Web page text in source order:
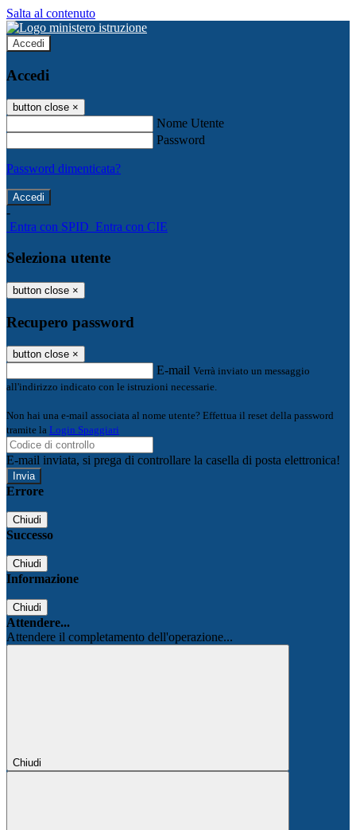
Salta al contenuto
Accedi
Accedi
button close ×
Nome Utente
Password
Password dimenticata?
-
Entra con SPID Entra con CIE
Seleziona utente
button close ×
Recupero password
button close ×
E-mail Verrà inviato un messaggio
all'indirizzo indicato con le istruzioni necessarie.
Non hai una e-mail associata al nome utente? Effettua il reset della password
tramite la Login Spaggiari
E-mail inviata, si prega di controllare la casella di posta elettronica!
Errore
Chiudi
Successo
Chiudi
Informazione
Chiudi
Attendere...
Attendere il completamento dell'operazione...
Chiudi